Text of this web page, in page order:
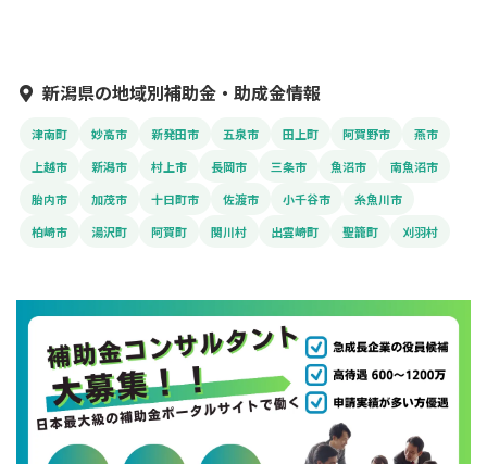
新潟県の地域別補助金・助成金情報
津南町 妙高市 新発田市 五泉市 田上町 阿賀野市
燕市
上越市
新潟市 村上市 長岡市 三条市 魚沼市
南魚沼市
胎内市
加茂市 十日町市 佐渡市 小千谷市
糸魚川市
柏崎市
湯沢町 阿賀町 関川村 出雲崎町 聖籠町 刈羽村